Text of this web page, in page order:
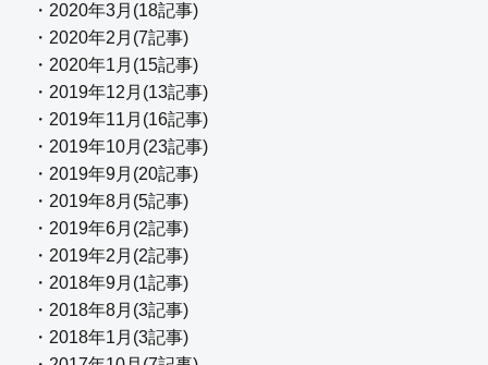
・2020年3月(18記事)
・2020年2月(7記事)
・2020年1月(15記事)
・2019年12月(13記事)
・2019年11月(16記事)
・2019年10月(23記事)
・2019年9月(20記事)
・2019年8月(5記事)
・2019年6月(2記事)
・2019年2月(2記事)
・2018年9月(1記事)
・2018年8月(3記事)
・2018年1月(3記事)